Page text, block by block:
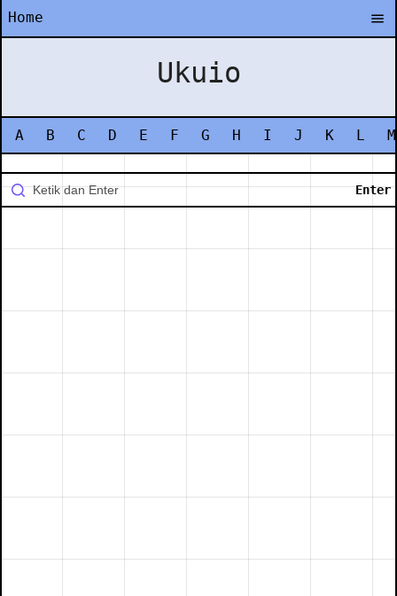
Home
Ukuio
A B C D E F G H I J K L M